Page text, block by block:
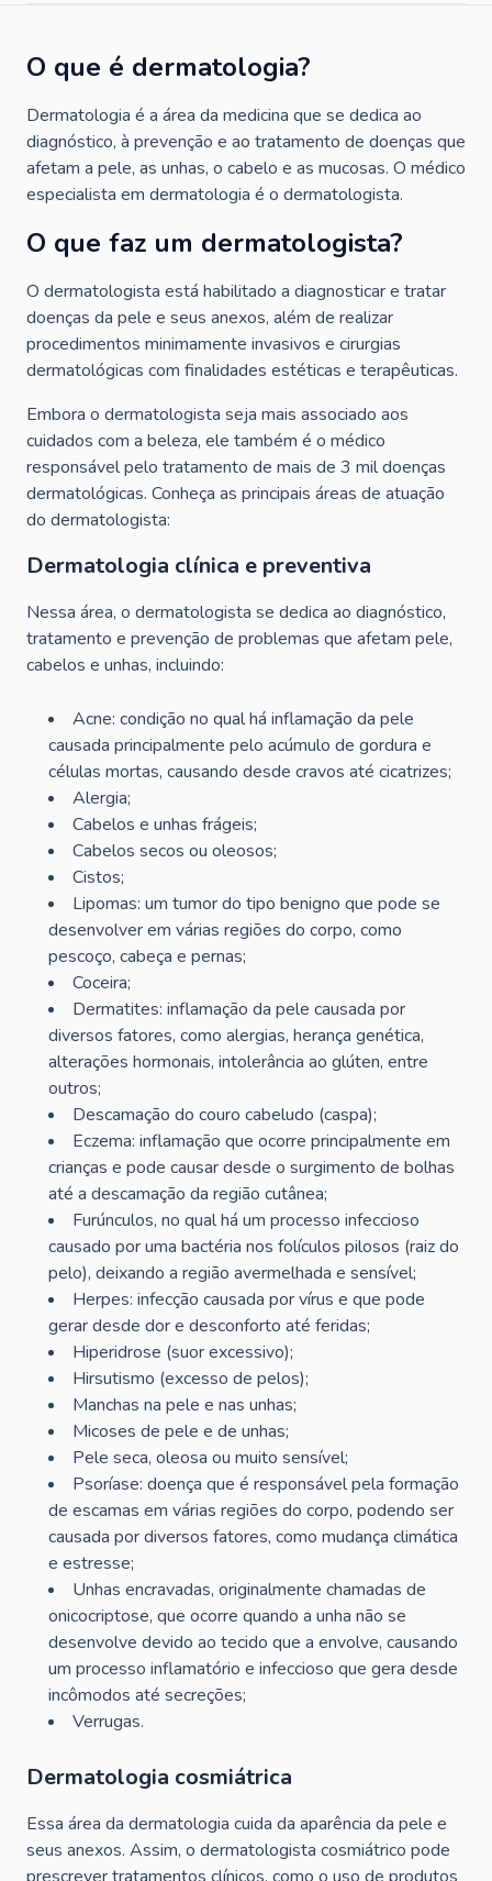
O que é dermatologia?
Dermatologia é a área da medicina que se dedica ao
diagnóstico, à prevenção e ao tratamento de doenças que
afetam a pele, as unhas, o cabelo e as mucosas. O médico
especialista em dermatologia é o dermatologista.
O que faz um dermatologista?
O dermatologista está habilitado a diagnosticar e tratar
doenças da pele e seus anexos, além de realizar
procedimentos minimamente invasivos e cirurgias
dermatológicas com finalidades estéticas e terapêuticas.
Embora o dermatologista seja mais associado aos
cuidados com a beleza, ele também é o médico
responsável pelo tratamento de mais de 3 mil doenças
dermatológicas. Conheça as principais áreas de atuação
do dermatologista:
Dermatologia clínica e preventiva
Nessa área, o dermatologista se dedica ao diagnóstico,
tratamento e prevenção de problemas que afetam pele,
cabelos e unhas, incluindo:
Acne: condição no qual há inflamação da pele
causada principalmente pelo acúmulo de gordura e
células mortas, causando desde cravos até cicatrizes;
Alergia;
Cabelos e unhas frágeis;
Cabelos secos ou oleosos;
Cistos;
Lipomas: um tumor do tipo benigno que pode se
desenvolver em várias regiões do corpo, como
pescoço, cabeça e pernas;
Coceira;
Dermatites: inflamação da pele causada por
diversos fatores, como alergias, herança genética,
alterações hormonais, intolerância ao glúten, entre
outros;
Descamação do couro cabeludo (caspa);
Eczema: inflamação que ocorre principalmente em
crianças e pode causar desde o surgimento de bolhas
até a descamação da região cutânea;
Furúnculos, no qual há um processo infeccioso
causado por uma bactéria nos folículos pilosos (raiz do
pelo), deixando a região avermelhada e sensível;
Herpes: infecção causada por vírus e que pode
gerar desde dor e desconforto até feridas;
Hiperidrose (suor excessivo);
Hirsutismo (excesso de pelos);
Manchas na pele e nas unhas;
Micoses de pele e de unhas;
Pele seca, oleosa ou muito sensível;
Psoríase: doença que é responsável pela formação
de escamas em várias regiões do corpo, podendo ser
causada por diversos fatores, como mudança climática
e estresse;
Unhas encravadas, originalmente chamadas de
onicocriptose, que ocorre quando a unha não se
desenvolve devido ao tecido que a envolve, causando
um processo inflamatório e infeccioso que gera desde
incômodos até secreções;
Verrugas.
Dermatologia cosmiátrica
Essa área da dermatologia cuida da aparência da pele e
seus anexos. Assim, o dermatologista cosmiátrico pode